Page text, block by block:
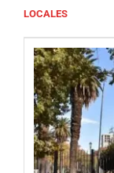
LOCALES